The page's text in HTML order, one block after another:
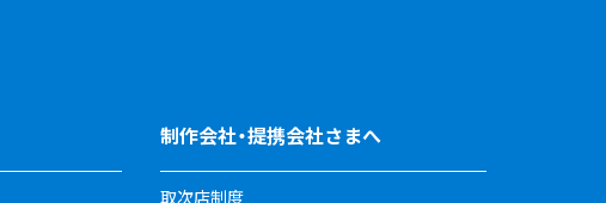
制作会社・提携会社さまへ
取次店制度